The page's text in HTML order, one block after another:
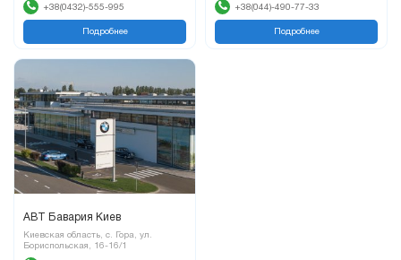
+38(0432)-555-995
Подробнее
+38(044)-490-77-33
Подробнее
АВТ Бавария Киев
Киевская область, с. Гора, ул.
Бориспольская, 16-16/1